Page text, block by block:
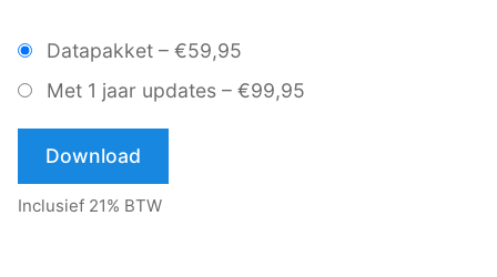
Datapakket – €59,95
Met 1 jaar updates – €99,95
Download
Inclusief 21% BTW